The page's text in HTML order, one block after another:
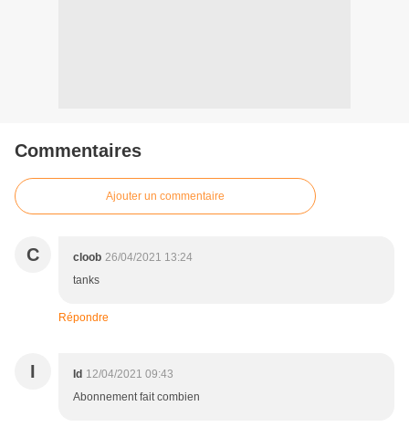
Commentaires
Ajouter un commentaire
C cloob 26/04/2021 13:24
tanks
Répondre
I Id 12/04/2021 09:43
Abonnement fait combien